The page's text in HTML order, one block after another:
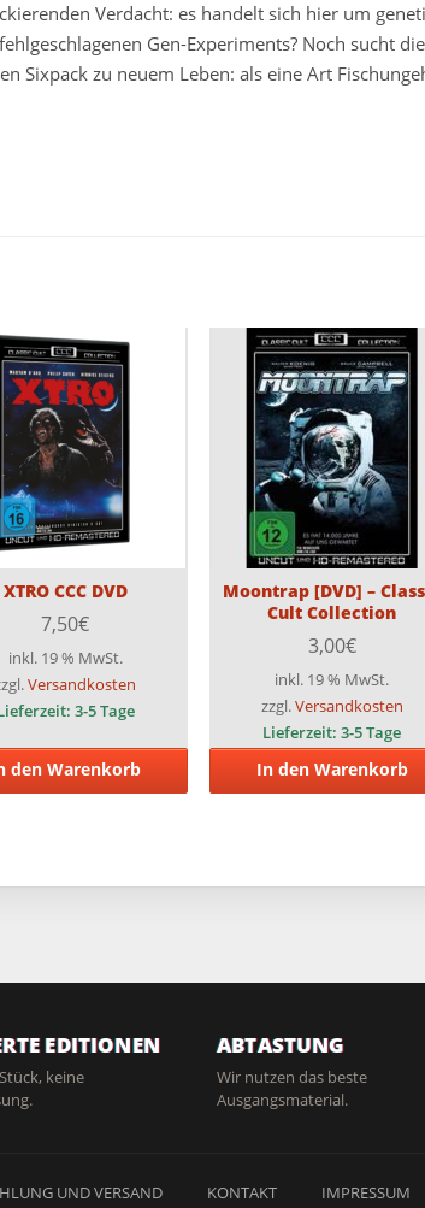
Verdacht: es handelt sich hier um
Gen-Experiments? Noch sucht
Sixpack zu neuem Leben: als eine Art
XTRO CCC DVD
7,50€
inkl. 19 % MwSt.
Versandkosten
3-5 Tage
den Warenkorb
Moontrap [DVD] –
Cult Collection
3,00€
inkl. 19 % MwSt.
zzgl.Versandkosten
Lieferzeit:3-5 Tage
In den Warenkorb
EDITIONEN
keine
ABTASTUNG
Wir nutzen das beste
Ausgangsmaterial.
UND VERSAND KONTAKT IMPRESSUM